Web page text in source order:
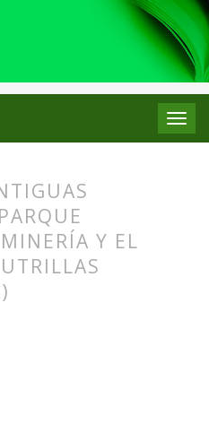
Centros de Patrimonio
Y EL